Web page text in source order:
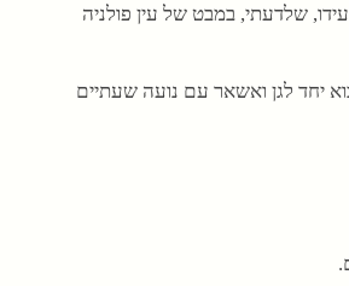
שלדעתי, במבט של עין פולניה
יחד לגן ואשאר עם נועה שעתיים